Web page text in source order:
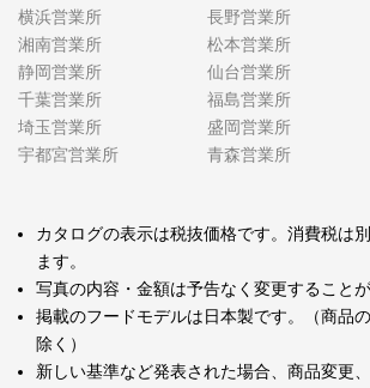
横浜営業所
湘南営業所
静岡営業所
千葉営業所
埼玉営業所
宇都宮営業所
長野営業所
松本営業所
仙台営業所
福島営業所
盛岡営業所
青森営業所
カタログの表示は税抜価格です。消費税は
ます。
写真の内容・金額は予告なく変更することが
掲載のフードモデルは日本製です。（商品
除く）
新しい基準など発表された場合、商品変更